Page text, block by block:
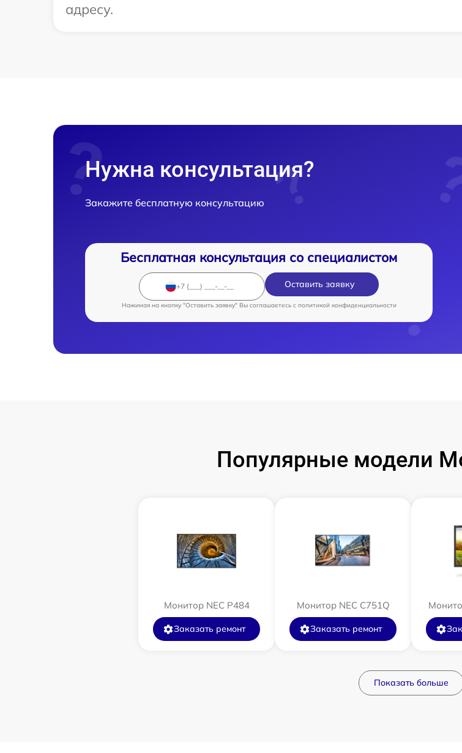
адресу.
Нужна консультация?
Закажите бесплатную консультацию
Бесплатная консультация со специалистом
Оставить заявку
Нажимая на кнопку "Оставить заявку" Вы соглашаетесь c политикой конфиденциальности
Популярные модели
Монитор NEC P484
Заказать ремонт
Монитор NEC C751Q
Заказать ремонт
Показать больше